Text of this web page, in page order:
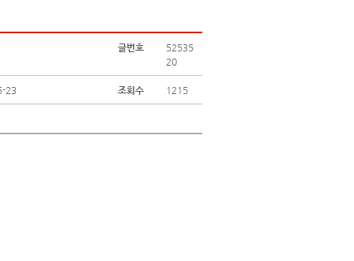
글번호
52535
20
23 조회수 1215